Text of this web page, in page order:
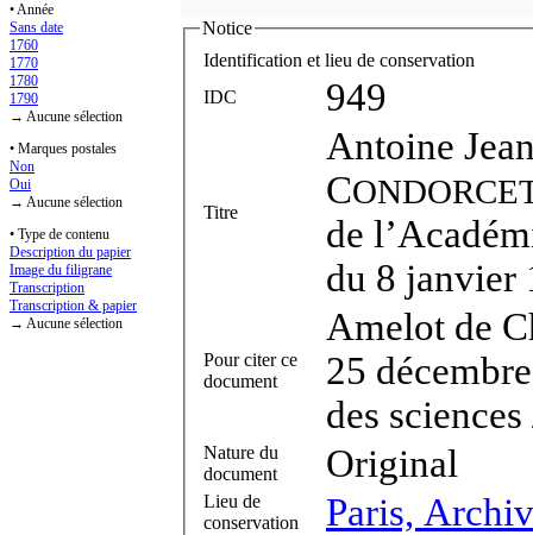
• Année
Sans date
1760
1770
1780
1790
→ Aucune sélection
• Marques postales
Non
Oui
→ Aucune sélection
• Type de contenu
Description du papier
Image du filigrane
Transcription
Transcription & papier
→ Aucune sélection
Notice
Identification et lieu de conservation
IDC
949
Titre
Antoine
C
de
du 8 janvier
Pour citer ce
document
Amelot de
25
des
Nature du
document
Original
Lieu de
conservation
Paris,